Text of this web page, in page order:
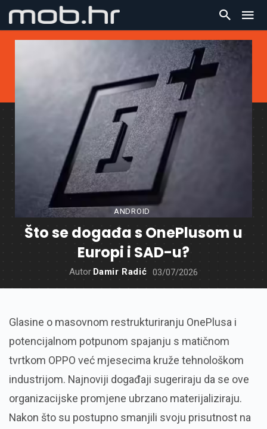
ANDROID
Što se događa s OnePlusom u
Europi i SAD-u?
Autor Damir Radić 03/07/2026
Glasine o masovnom restrukturiranju OnePlusa i
potencijalnom potpunom spajanju s matičnom
tvrtkom OPPO već mjesecima kruže tehnološkom
industrijom. Najnoviji događaji sugeriraju da se ove
organizacijske promjene ubrzano materijaliziraju.
Nakon što su postupno smanjili svoju prisutnost na